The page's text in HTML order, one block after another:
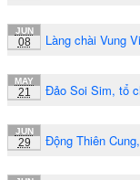
JUN
08 Làng chài Vung
MAY
21 Đảo Soi Sim, tổ
JUN
29 Động Thiên